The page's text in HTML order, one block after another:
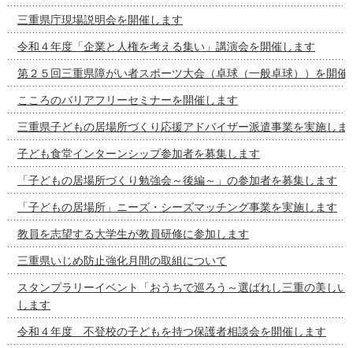
三重県庁現場説明会を開催します
令和４年度「企業と人権を考える集い」講演会を開催します
第２５回三重県障がい者スポーツ大会（卓球（一般卓球））を開催
こころのバリアフリーセミナーを開催します
三重県子どもの居場所づくり応援アドバイザー派遣事業を実施しま
子ども食堂インターンシップ参加者を募集します
「子どもの居場所づくり勉強会～後編～」の参加者を募集します
「子どもの居場所」ニーズ・シーズマッチング事業を実施します
教員を志望する大学生が教員研修に参加します
三重県いじめ防止強化月間の取組について
スタンプラリーイベント「おうちで巡ろう～選ばれし三重の美しい
します
令和４年度 不登校の子どもを持つ保護者相談会を開催します